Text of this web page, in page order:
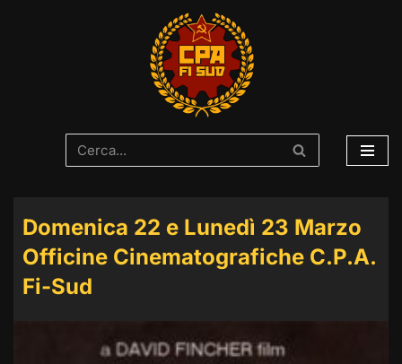
Domenica 22 e Lunedì 23 Marzo
Officine Cinematografiche C.P.A.
Fi-Sud